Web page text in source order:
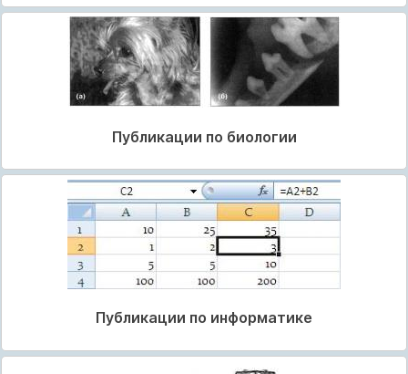
Публикации по биологии
Публикации по информатике